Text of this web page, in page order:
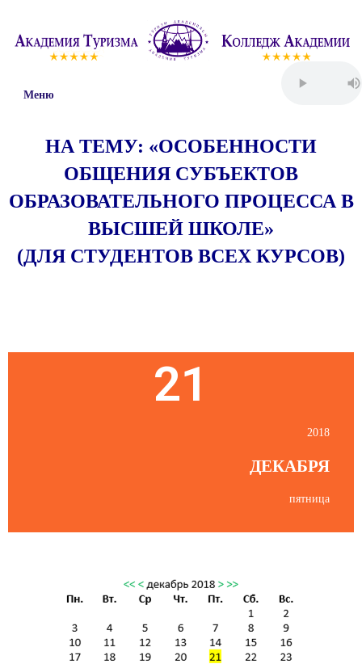
Меню
НА ТЕМУ: «ОСОБЕННОСТИ
ОБЩЕНИЯ СУБЪЕКТОВ
ОБРАЗОВАТЕЛЬНОГО ПРОЦЕССА В
ВЫСШЕЙ ШКОЛЕ»
(ДЛЯ СТУДЕНТОВ ВСЕХ КУРСОВ)
21
2018
ДЕКАБРЯ
пятница